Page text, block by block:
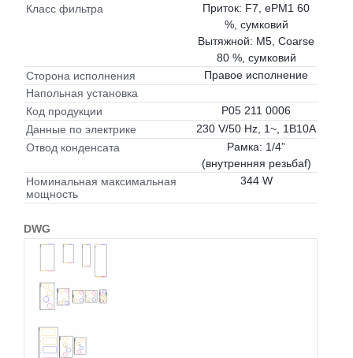
Класс фильтра
Приток: F7, ePM1 60
%, сумковий
Вытяжной: M5, Coarse
80 %, сумковий
Сторона исполнения
Правое исполнение
Напольная установка
Код продукции
P05 211 0006
Данные по электрике
230 V/50 Hz, 1~, 1B10A
Отвод конденсата
Рамка: 1/4”
(внутренняя резьбаf)
Номинальная максимальная
мощность
344 W
DWG